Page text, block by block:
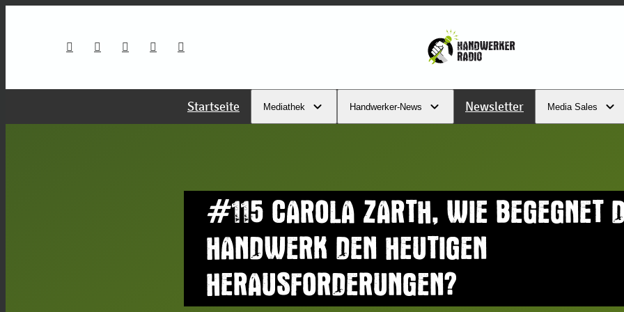
Startseite Mediathek Handwerker-News Newsletter Media Sales
#115 CAROLA ZARTH, WIE BEGEGNET
HANDWERK DEN HEUTIGEN
HERAUSFORDERUNGEN?